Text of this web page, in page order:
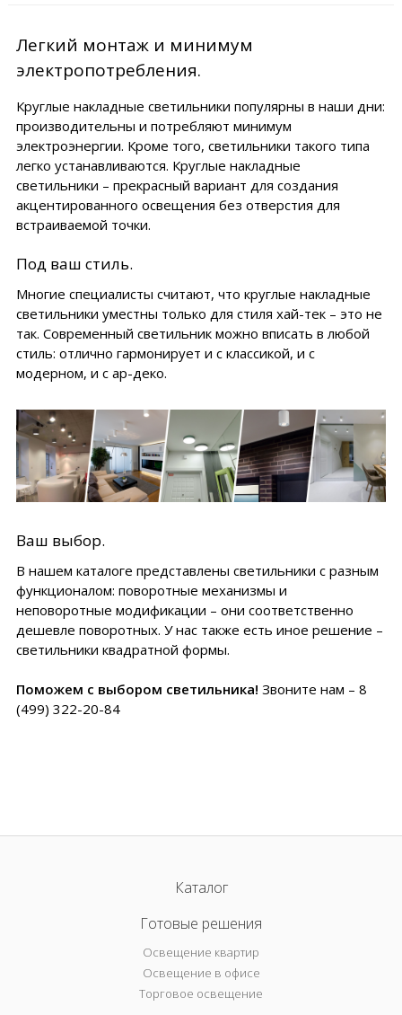
Легкий монтаж и минимум
электропотребления.
Круглые накладные светильники популярны в наши дни:
производительны и потребляют минимум
электроэнергии. Кроме того, светильники такого типа
легко устанавливаются. Круглые накладные
светильники – прекрасный вариант для создания
акцентированного освещения без отверстия для
встраиваемой точки.
Под ваш стиль.
Многие специалисты считают, что круглые накладные
светильники уместны только для стиля хай-тек – это не
так. Современный светильник можно вписать в любой
стиль: отлично гармонирует и с классикой, и с
модерном, и с ар-деко.
Ваш выбор.
В нашем каталоге представлены светильники с разным
функционалом: поворотные механизмы и
неповоротные модификации – они соответственно
дешевле поворотных. У нас также есть иное решение –
светильники квадратной формы.
Поможем с выбором светильника! Звоните нам – 8
(499) 322-20-84
Каталог
Готовые решения
Освещение квартир
Освещение в офисе
Торговое освещение